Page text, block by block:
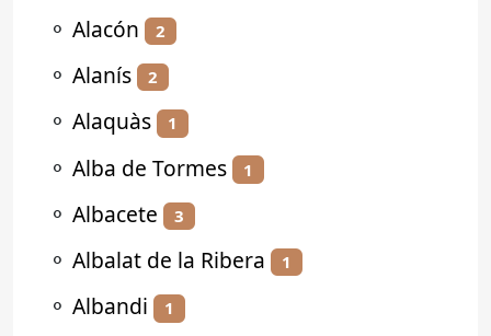
⚬ Alacón 2
⚬ Alanís 2
⚬ Alaquàs 1
⚬ Alba de Tormes 1
⚬ Albacete 3
⚬ Albalat de la Ribera 1
⚬ Albandi 1